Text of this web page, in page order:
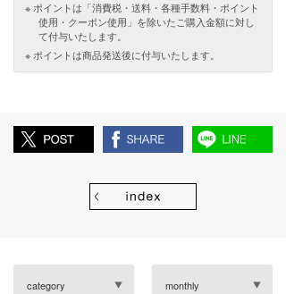
ポイントは「消費税・送料・各種手数料・ポイント
使用・クーポン使用」を除いたご購入金額に対し
て付与いたします。
ポイントは商品発送後に付与いたします。
category monthly